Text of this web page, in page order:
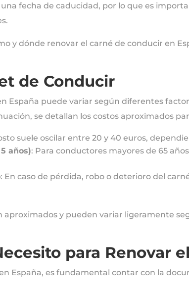
fecha de caducidad, por lo que es
y dónde renovar el carné de conducir en
de Conducir
España puede variar según diferentes
se detallan los costos aproximados
suele oscilar entre 20 y 40 euros,
años): Para conductores mayores de 65
: En caso de pérdida, robo o deterioro del
y pueden variar ligeramente
para Renovar
España, es fundamental contar con la